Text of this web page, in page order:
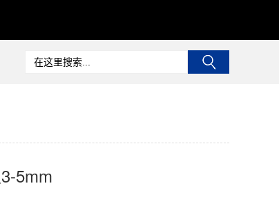
5mm